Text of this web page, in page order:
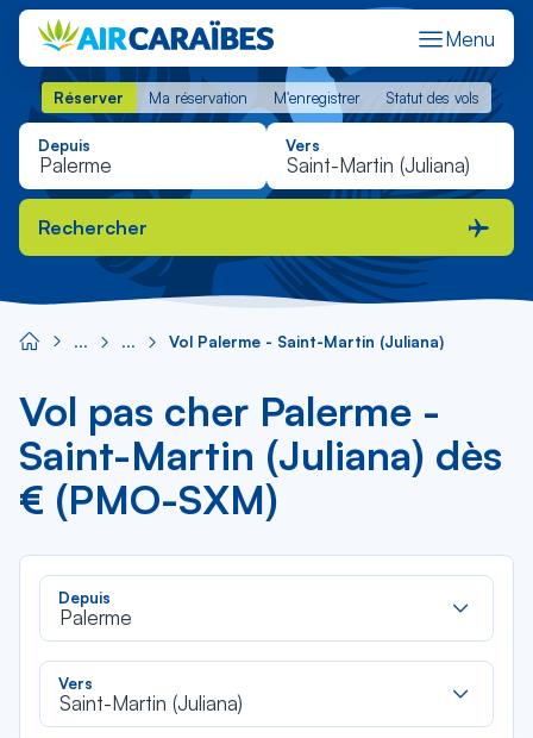
Menu
Réserver Ma réservation M'enregistrer Statut des vols
Réserver Ma réservation M'enregistrer Statut des vols
Depuis Vers
Rechercher
Vol Palerme - Saint-Martin (Juliana)
Vol pas cher Palerme -
Saint-Martin (Juliana) dès
€ (PMO-SXM)
Depuis
Palerme
Vers
Saint-Martin (Juliana)